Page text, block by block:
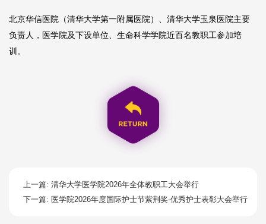
北京华信医院（清华大学第一附属医院）、清华大学玉泉医院主要
负责人，医学院及下设单位、生命科学学院近百名教职工参加培
训。
上一篇: 清华大学医学院2026年全体教职工大会举行
下一篇: 医学院2026年度国际护士节紫荆奖-优秀护士表彰大会举行